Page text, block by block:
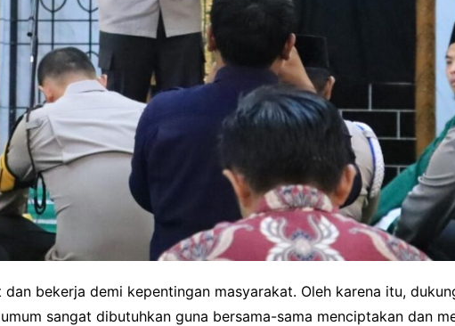
bekerja demi kepentingan masyarakat. Oleh karena itu,
sangat dibutuhkan guna bersama-sama menciptakan dan